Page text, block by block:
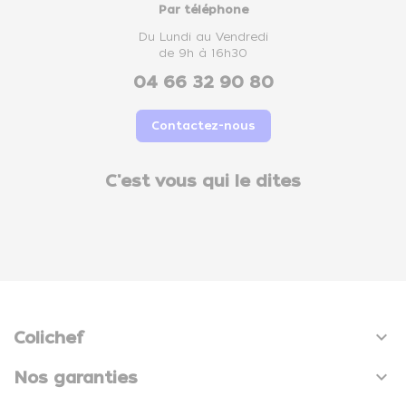
Par téléphone
Du Lundi au Vendredi
de 9h à 16h30
04 66 32 90 80
Contactez-nous
C'est vous qui le dites
Colichef 
Nos garanties 